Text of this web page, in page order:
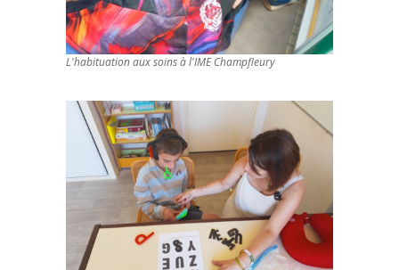
L'habituation aux soins à l'IME Champfleury